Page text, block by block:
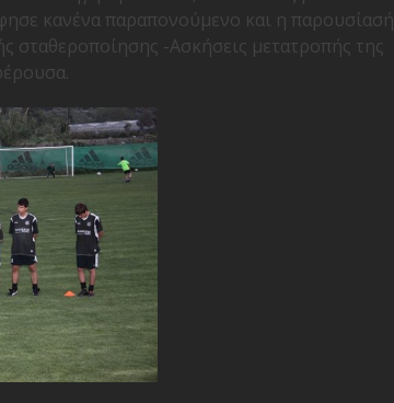
κανένα παραπονούμενο και η παρουσίασή
σταθεροποίησης -Ασκήσεις μετατροπής της